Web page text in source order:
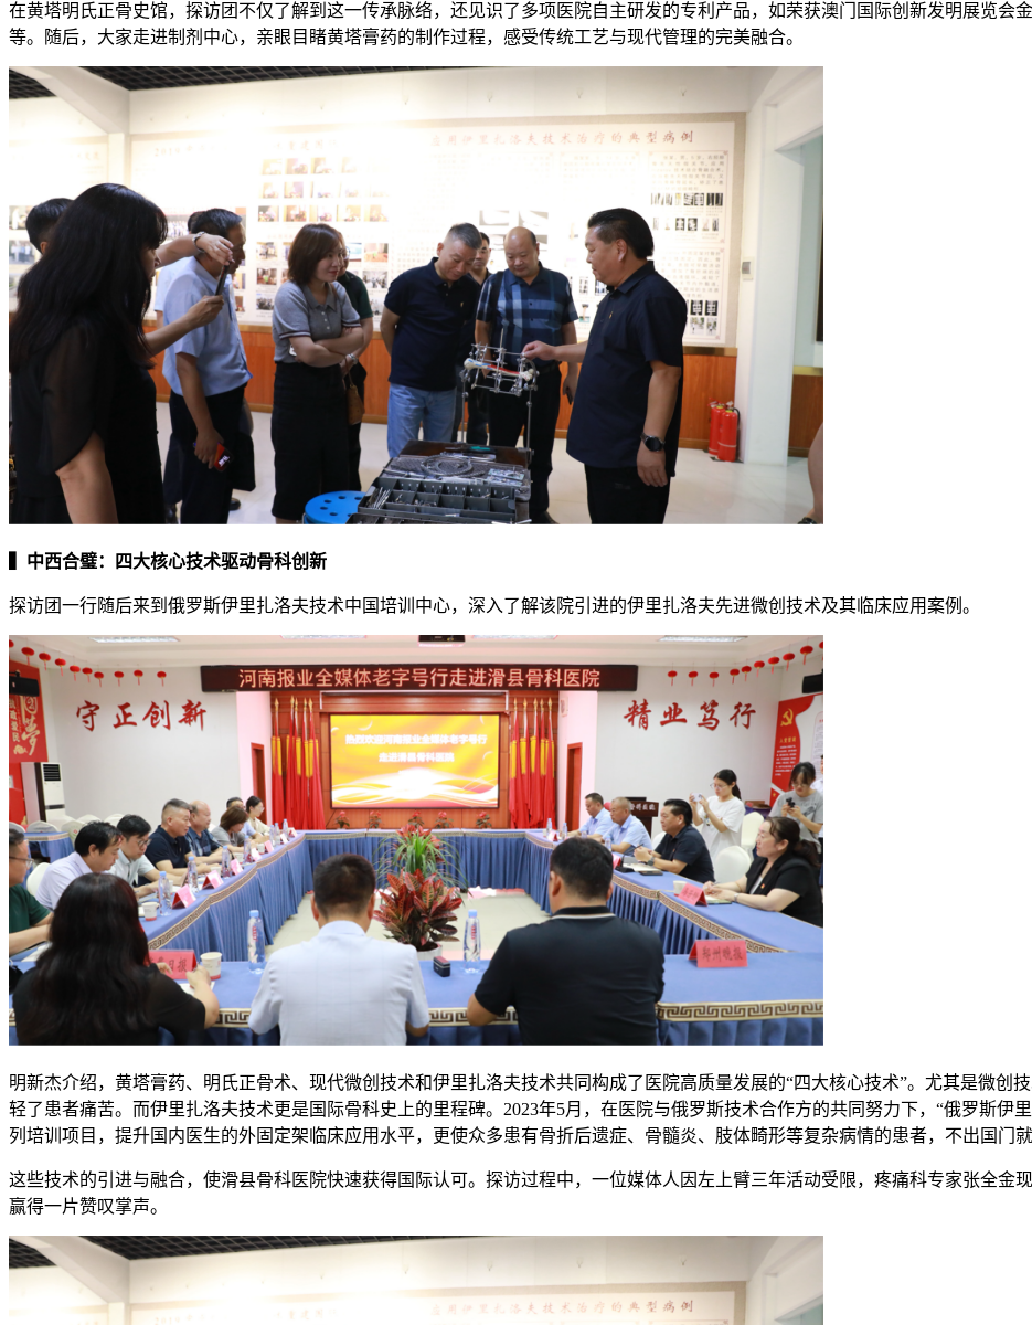
在黄塔明氏正骨史馆，探访团不仅了解到这一传承脉络，还见识了多项医院自主研发的专利产品，如荣获澳门国际创新发明展览会
等。随后，大家走进制剂中心，亲眼目睹黄塔膏药的制作过程，感受传统工艺与现代管理的完美融合。
▍中西合璧：四大核心技术驱动骨科创新
探访团一行随后来到俄罗斯伊里扎洛夫技术中国培训中心，深入了解该院引进的伊里扎洛夫先进微创技术及其临床应用案例。
明新杰介绍，黄塔膏药、明氏正骨术、现代微创技术和伊里扎洛夫技术共同构成了医院高质量发展的“四大核心技术”。尤其是微创
轻了患者痛苦。而伊里扎洛夫技术更是国际骨科史上的里程碑。2023年5月，在医院与俄罗斯技术合作方的共同努力下，“俄罗斯伊
列培训项目，提升国内医生的外固定架临床应用水平，更使众多患有骨折后遗症、骨髓炎、肢体畸形等复杂病情的患者，不出国门
这些技术的引进与融合，使滑县骨科医院快速获得国际认可。探访过程中，一位媒体人因左上臂三年活动受限，疼痛科专家张全金
赢得一片赞叹掌声。